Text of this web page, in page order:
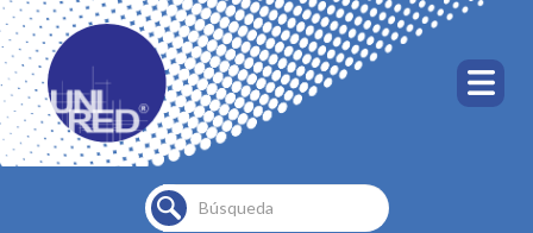
Buscar...